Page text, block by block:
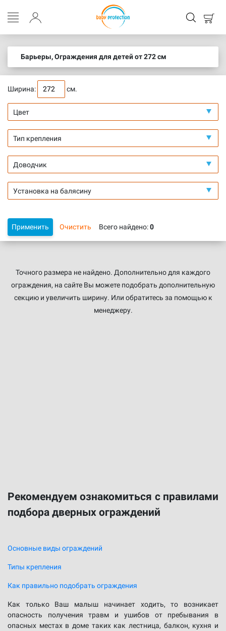
Барьеры, Ограждения для детей от 272 см
Ширина: см.
Цвет
Тип крепления
Доводчик
Установка на балясину
Применить Очистить Всего найдено:0
Точного размера не найдено. Дополнительно для каждого
ограждения, на сайте Вы можете подобрать дополнительную
секцию и увеличить ширину. Или обратитесь за помощью к
менеджеру.
Рекомендуем ознакомиться с правилами
подбора дверных ограждений
Основные виды ограждений
Типы крепления
Как правильно подобрать ограждения
Как только Ваш малыш начинает ходить, то возникает
опасность получения травм и ушибов от пребывания в
опасных местах в доме таких как лестница, балкон, кухня и